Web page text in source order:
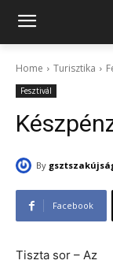
Home Turisztika
Fesztivál
By
Facebook
Tiszta sor – Az